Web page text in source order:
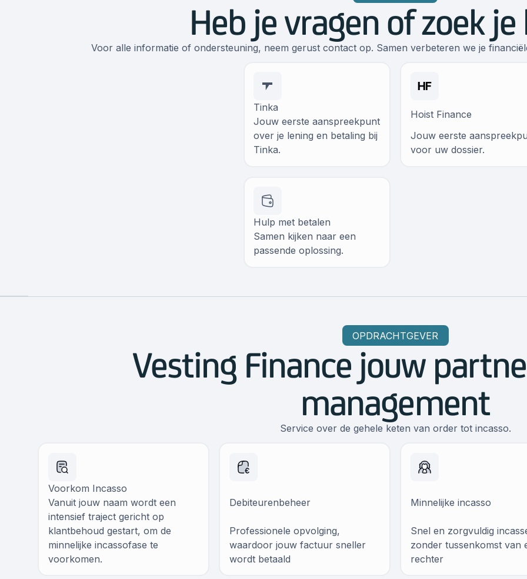
Heb je vragen of zoek
Voor alle informatie of ondersteuning, neem gerust contact op. Samen verbeteren we je
Tinka
Jouw eerste aanspreekpunt
over je lening en betaling bij
Tinka.
Hoist Finance
Jouw eerste
voor uw dossier.
Hulp met betalen
Samen kijken naar een
passende oplossing.
OPDRACHTGEVER
Vesting Finance jouw
management
Service over de gehele keten van order tot incasso.
Voorkom Incasso
Vanuit jouw naam wordt een
intensief traject gericht op
klantbehoud gestart, om de
minnelijke incassofase te
voorkomen.
Debiteurenbeheer
Professionele opvolging,
waardoor jouw factuur sneller
wordt betaald
Minnelijke incasso
Snel en zorgvuldig
zonder tussenkomst van
rechter